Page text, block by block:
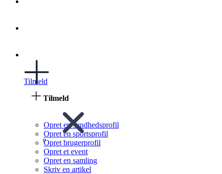
Tilmeld
Tilmeld
Opret en sundhedsprofil
Opret en sportsprofil
Opret brugerprofil
Opret et event
Opret en samling
Skriv en artikel